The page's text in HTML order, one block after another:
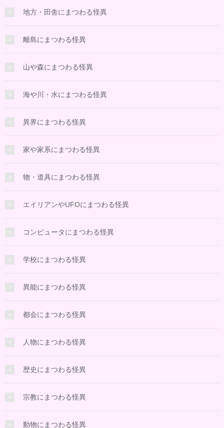
地方・田舎にまつわる怪異
離島にまつわる怪異
山や森にまつわる怪異
海や川・水にまつわる怪異
異界にまつわる怪異
家や家系にまつわる怪異
物・道具にまつわる怪異
エイリアンやUFOにまつわる怪異
コンピュータにまつわる怪異
学校にまつわる怪異
異能にまつわる怪異
都会にまつわる怪異
人物にまつわる怪異
歴史にまつわる怪異
宗教にまつわる怪異
動物にまつわる怪異